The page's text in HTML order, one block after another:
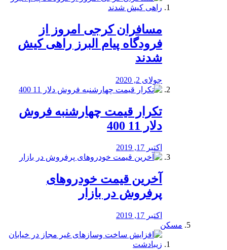
مسافران کرجی امروز از
فرودگاه پیام البرز راهی کیش
شدند
جولای 2, 2020
تکرار قیمت چهارشنبه فروش
دلار 11 400
اکتبر 17, 2019
آخرین قیمت خودرو‌های
پرفروش در بازار
اکتبر 17, 2019
مسکن